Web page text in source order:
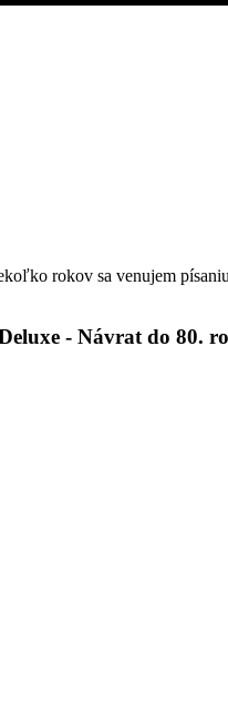
rokov sa venujem
- Návrat do 80.